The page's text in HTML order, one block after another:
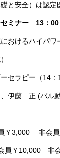
と安全）は認定
ミナー 13：00
おけるハイパ
セラピー（14：
伊藤 正 (パル
非会員
￥10,000 非会